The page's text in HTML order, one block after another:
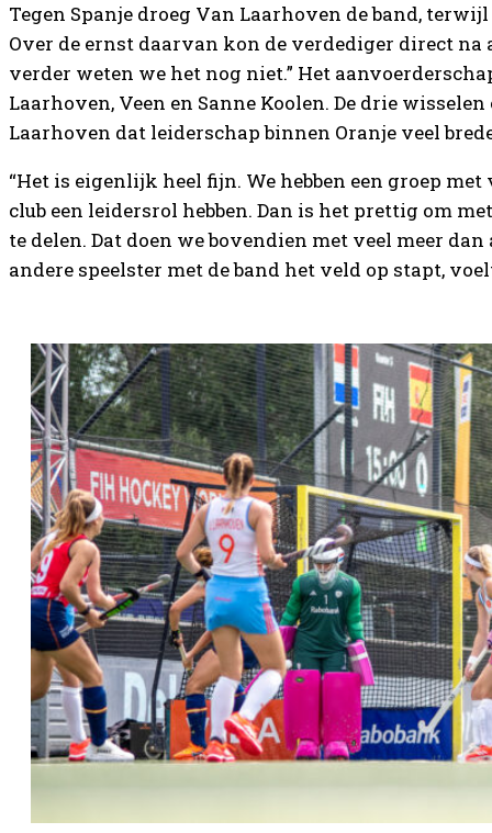
Tegen Spanje droeg Van Laarhoven de band,
Over de ernst daarvan kon de verdediger direct na
verder weten we het nog niet.” Het
Laarhoven, Veen en Sanne Koolen. De drie
Laarhoven dat leiderschap binnen Oranje veel
“Het is eigenlijk heel fijn. We hebben een groep
club een leidersrol hebben. Dan is het prettig om
te delen. Dat doen we bovendien met veel meer
andere speelster met de band het veld op stapt,